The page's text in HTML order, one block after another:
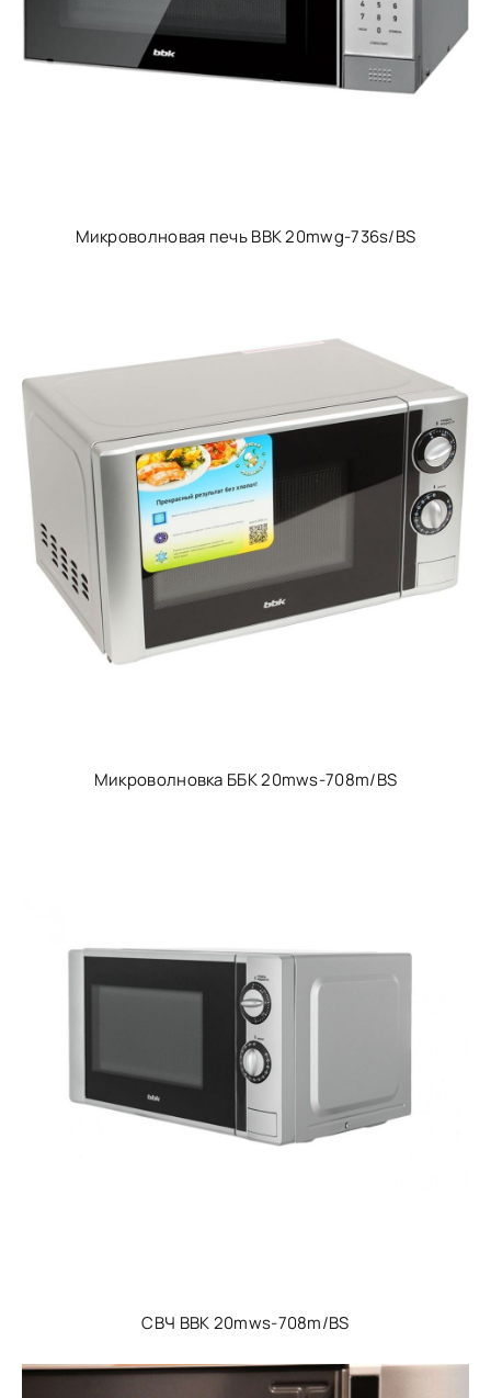
Микроволновая печь BBK 20mwg-736s/BS
Микроволновка ББК 20mws-708m/BS
СВЧ BBK 20mws-708m/BS